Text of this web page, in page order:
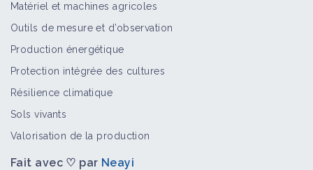
Matériel et machines agricoles
Outils de mesure et d’observation
Production énergétique
Protection intégrée des cultures
Résilience climatique
Sols vivants
Valorisation de la production
Fait avec ♡ par Neayi